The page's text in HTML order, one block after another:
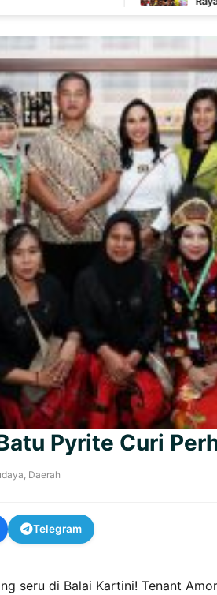
Pyrite Curi
Daerah
Telegram
seru di Balai Kartini! Tenant